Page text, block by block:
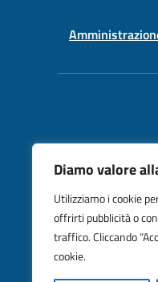
Diamo valore
Utilizziamo i cookie
offrirti pubblicità o
traffico. Cliccando
cookie.